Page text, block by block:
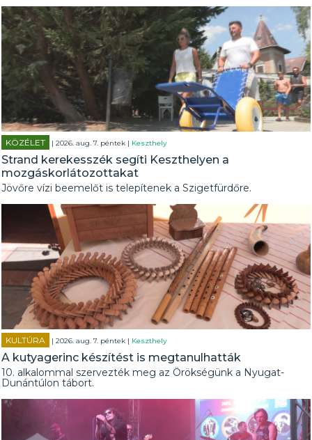
KÖZÉLET | 2026. aug. 7. péntek | Keszthely
Strand kerekesszék segíti Keszthelyen a
mozgáskorlátozottakat
Jövőre vízi beemelőt is telepítenek a Szigetfürdőre.
KULTÚRA | 2026. aug. 7. péntek | Keszthely
A kutyagerinc készítést is megtanulhatták
10. alkalommal szervezték meg az Örökségünk a Nyugat-
Dunántúlon tábort.